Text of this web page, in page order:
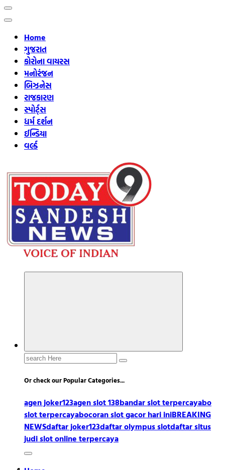
Home
ગુજરાત
કોરોના વાયરસ
મનોરંજન
બિઝનેસ
રાજકારણ
સ્પોર્ટ્સ
ધર્મ દર્શન
ઈન્ડિયા
વર્લ્ડ
Search
Or check our Popular Categories...
agen joker123agen slot 138bandar slot terpercayabo
slot terpercayabocoran slot gacor hari iniBREAKING
NEWSdaftar joker123daftar olympus slotdaftar situs
judi slot online terpercaya